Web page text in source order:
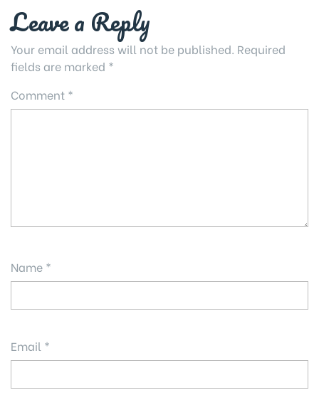
Leave a Reply
Your email address will not be published. Required
fields are marked *
Comment *
Name *
Email *